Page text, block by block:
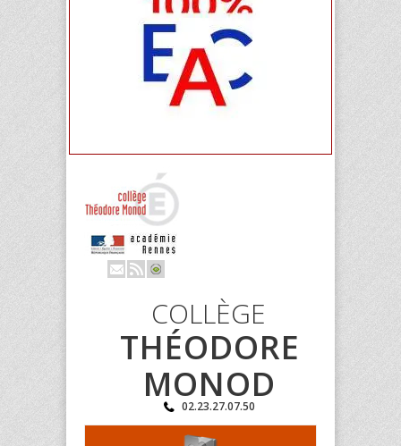
COLLÈGE
THÉODORE
MONOD
02.23.27.07.50